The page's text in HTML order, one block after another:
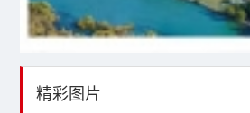
精彩图片